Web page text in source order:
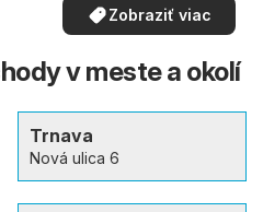
Zobraziť viac
v meste a okolí
Trnava
Nová ulica 6